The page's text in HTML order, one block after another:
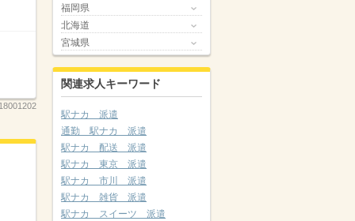
福岡県
北海道
宮城県
関連求人キーワード
駅ナカ 派遣
通勤 駅ナカ 派遣
駅ナカ 配送 派遣
駅ナカ 東京 派遣
駅ナカ 市川 派遣
駅ナカ 雑貨 派遣
駅ナカ スイーツ 派遣